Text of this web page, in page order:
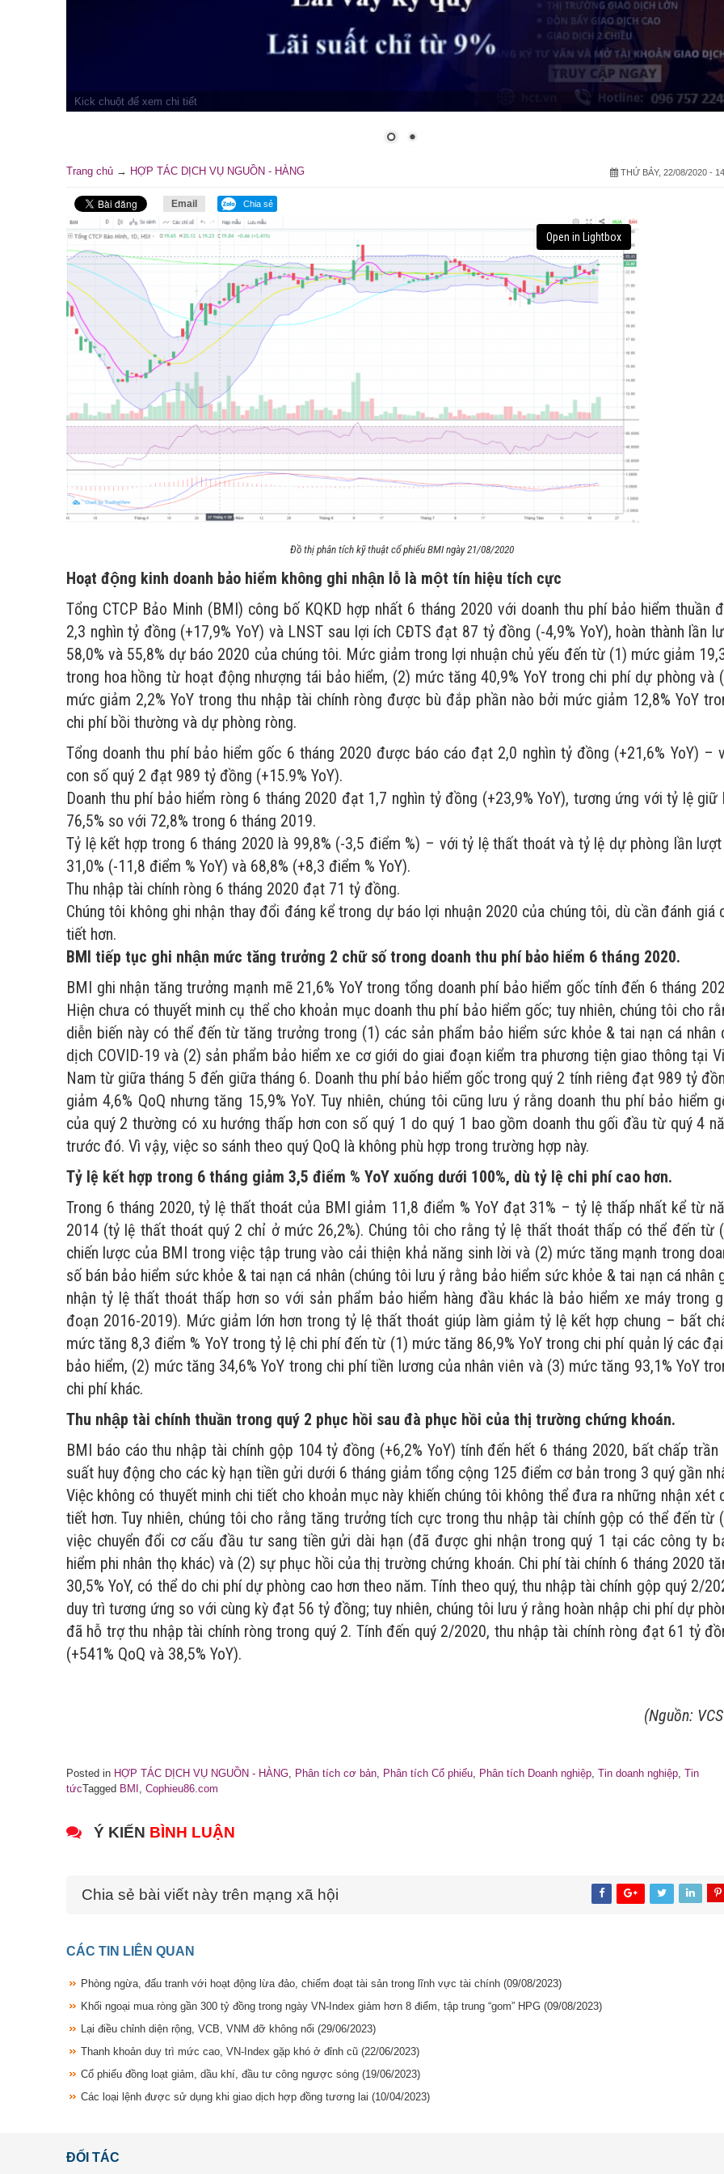
Trang chủ → HỢP TÁC DỊCH VỤ NGUỒN - HÀNG THỨ BẢY, 22/08/2020 -
Email Chia sẻ
Open in Lightbox
Đồ thị phân tích kỹ thuật cổ phiếu BMI ngày 21/08/2020
Hoạt động kinh doanh bảo hiểm không ghi nhận lỗ là một tín hiệu tích cực
Tổng CTCP Bảo Minh (BMI) công bố KQKD hợp nhất 6 tháng 2020 với doanh thu phí bảo hiểm thuần
2,3 nghìn tỷ đồng (+17,9% YoY) và LNST sau lợi ích CĐTS đạt 87 tỷ đồng (-4,9% YoY), hoàn thành lần
58,0% và 55,8% dự báo 2020 của chúng tôi. Mức giảm trong lợi nhuận chủ yếu đến từ (1) mức giảm
trong hoa hồng từ hoạt động nhượng tái bảo hiểm, (2) mức tăng 40,9% YoY trong chi phí dự phòng và
mức giảm 2,2% YoY trong thu nhập tài chính ròng được bù đắp phần nào bởi mức giảm 12,8% YoY
chi phí bồi thường và dự phòng ròng.
Tổng doanh thu phí bảo hiểm gốc 6 tháng 2020 được báo cáo đạt 2,0 nghìn tỷ đồng (+21,6% YoY) –
con số quý 2 đạt 989 tỷ đồng (+15.9% YoY).
Doanh thu phí bảo hiểm ròng 6 tháng 2020 đạt 1,7 nghìn tỷ đồng (+23,9% YoY), tương ứng với tỷ lệ giữ
76,5% so với 72,8% trong 6 tháng 2019.
Tỷ lệ kết hợp trong 6 tháng 2020 là 99,8% (-3,5 điểm %) – với tỷ lệ thất thoát và tỷ lệ dự phòng lần
31,0% (-11,8 điểm % YoY) và 68,8% (+8,3 điểm % YoY).
Thu nhập tài chính ròng 6 tháng 2020 đạt 71 tỷ đồng.
Chúng tôi không ghi nhận thay đổi đáng kể trong dự báo lợi nhuận 2020 của chúng tôi, dù cần đánh giá
tiết hơn.
BMI tiếp tục ghi nhận mức tăng trưởng 2 chữ số trong doanh thu phí bảo hiểm 6 tháng 2020.
BMI ghi nhận tăng trưởng mạnh mẽ 21,6% YoY trong tổng doanh phí bảo hiểm gốc tính đến 6 tháng
Hiện chưa có thuyết minh cụ thể cho khoản mục doanh thu phí bảo hiểm gốc; tuy nhiên, chúng tôi cho
diễn biến này có thể đến từ tăng trưởng trong (1) các sản phẩm bảo hiểm sức khỏe & tai nạn cá nhân
dịch COVID-19 và (2) sản phẩm bảo hiểm xe cơ giới do giai đoạn kiểm tra phương tiện giao thông tại
Nam từ giữa tháng 5 đến giữa tháng 6. Doanh thu phí bảo hiểm gốc trong quý 2 tính riêng đạt 989 tỷ
giảm 4,6% QoQ nhưng tăng 15,9% YoY. Tuy nhiên, chúng tôi cũng lưu ý rằng doanh thu phí bảo hiểm
của quý 2 thường có xu hướng thấp hơn con số quý 1 do quý 1 bao gồm doanh thu gối đầu từ quý 4
trước đó. Vì vậy, việc so sánh theo quý QoQ là không phù hợp trong trường hợp này.
Tỷ lệ kết hợp trong 6 tháng giảm 3,5 điểm % YoY xuống dưới 100%, dù tỷ lệ chi phí cao hơn.
Trong 6 tháng 2020, tỷ lệ thất thoát của BMI giảm 11,8 điểm % YoY đạt 31% – tỷ lệ thấp nhất kể từ
2014 (tỷ lệ thất thoát quý 2 chỉ ở mức 26,2%). Chúng tôi cho rằng tỷ lệ thất thoát thấp có thể đến từ
chiến lược của BMI trong việc tập trung vào cải thiện khả năng sinh lời và (2) mức tăng mạnh trong
số bán bảo hiểm sức khỏe & tai nạn cá nhân (chúng tôi lưu ý rằng bảo hiểm sức khỏe & tai nạn cá nhân
nhận tỷ lệ thất thoát thấp hơn so với sản phẩm bảo hiểm hàng đầu khác là bảo hiểm xe máy trong
đoạn 2016-2019). Mức giảm lớn hơn trong tỷ lệ thất thoát giúp làm giảm tỷ lệ kết hợp chung – bất
mức tăng 8,3 điểm % YoY trong tỷ lệ chi phí đến từ (1) mức tăng 86,9% YoY trong chi phí quản lý các
bảo hiểm, (2) mức tăng 34,6% YoY trong chi phí tiền lương của nhân viên và (3) mức tăng 93,1% YoY
chi phí khác.
Thu nhập tài chính thuần trong quý 2 phục hồi sau đà phục hồi của thị trường chứng khoán.
BMI báo cáo thu nhập tài chính gộp 104 tỷ đồng (+6,2% YoY) tính đến hết 6 tháng 2020, bất chấp trần
suất huy động cho các kỳ hạn tiền gửi dưới 6 tháng giảm tổng cộng 125 điểm cơ bản trong 3 quý gần
Việc không có thuyết minh chi tiết cho khoản mục này khiến chúng tôi không thể đưa ra những nhận xét
tiết hơn. Tuy nhiên, chúng tôi cho rằng tăng trưởng tích cực trong thu nhập tài chính gộp có thể đến từ
việc chuyển đổi cơ cấu đầu tư sang tiền gửi dài hạn (đã được ghi nhận trong quý 1 tại các công ty
hiểm phi nhân thọ khác) và (2) sự phục hồi của thị trường chứng khoán. Chi phí tài chính 6 tháng 2020
30,5% YoY, có thể do chi phí dự phòng cao hơn theo năm. Tính theo quý, thu nhập tài chính gộp quý 2/
duy trì tương ứng so với cùng kỳ đạt 56 tỷ đồng; tuy nhiên, chúng tôi lưu ý rằng hoàn nhập chi phí dự
đã hỗ trợ thu nhập tài chính ròng trong quý 2. Tính đến quý 2/2020, thu nhập tài chính ròng đạt 61 tỷ
(+541% QoQ và 38,5% YoY).
(Nguồn:
Posted in HỢP TÁC DỊCH VỤ NGUỒN - HÀNG Phân tích cơ bản Phân tích Cổ phiếu Phân tích Doanh nghiệp Tin doanh nghiệp Tin
tứcTagged BMI Cophieu86.com
Ý KIẾN BÌNH LUẬN
Chia sẻ bài viết này trên mạng xã hội
CÁC TIN LIÊN QUAN
Phòng ngừa, đấu tranh với hoạt động lừa đảo, chiếm đoạt tài sản trong lĩnh vực tài chính (09/08/2023)
Khối ngoại mua ròng gần 300 tỷ đồng trong ngày VN-Index giảm hơn 8 điểm, tập trung “gom” HPG (09/08/2023)
Lại điều chỉnh diện rộng, VCB, VNM đỡ không nổi (29/06/2023)
Thanh khoản duy trì mức cao, VN-Index gặp khó ở đỉnh cũ (22/06/2023)
Cổ phiếu đồng loạt giảm, dầu khí, đầu tư công ngược sóng (19/06/2023)
Các loại lệnh được sử dụng khi giao dịch hợp đồng tương lai (10/04/2023)
ĐỐI TÁC